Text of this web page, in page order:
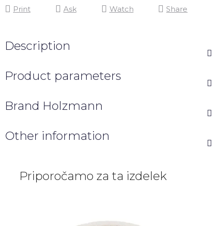
Print Ask Watch Share
Description
Product parameters
Brand Holzmann
Other information
Priporočamo za ta izdelek